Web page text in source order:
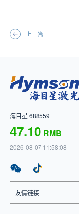
上一篇
海目星 688559
47.10 RMB
2026-08-07 11:58:08
友情链接